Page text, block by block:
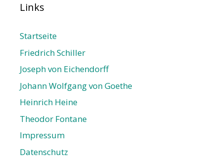
Links
Startseite
Friedrich Schiller
Joseph von Eichendorff
Johann Wolfgang von Goethe
Heinrich Heine
Theodor Fontane
Impressum
Datenschutz­